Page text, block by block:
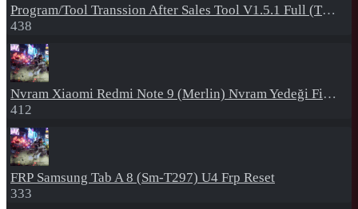
Program/Tool Transsion After Sales Tool V1.5.1 Full (Tüm Mtk Işlemcili Cihazları Meta Moda Alma)
438
Nvram Xiaomi Redmi Note 9 (Merlin) Nvram Yedeği Fix Nv By Dft Pro
412
FRP Samsung Tab A 8 (Sm-T297) U4 Frp Reset
333